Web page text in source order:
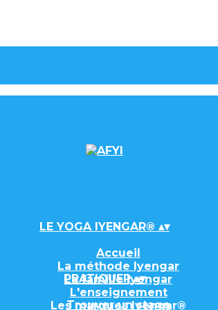
LE YOGA IYENGAR® ▴▾
Accueil
La méthode Iyengar
La famille Iyengar
L'enseignement
Les marques Iyengar®
PRATIQUER▴▾
Trouver un stage